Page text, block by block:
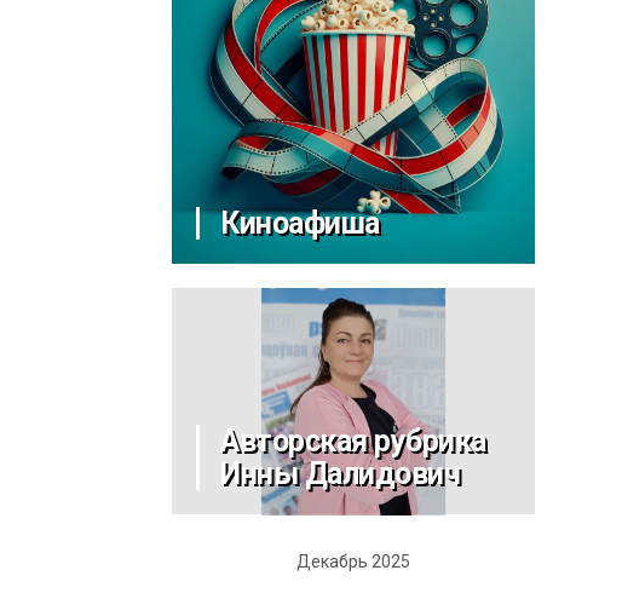
Киноафиша
Авторская рубрика
Инны Далидович
Декабрь 2025